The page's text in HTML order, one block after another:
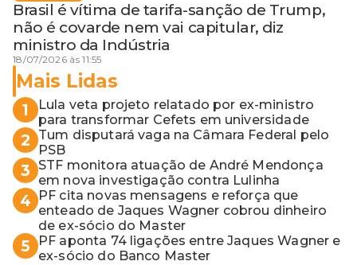
Brasil é vítima de tarifa-sanção de Trump,
não é covarde nem vai capitular, diz
ministro da Indústria
18/07/2026 às 11:55
Mais Lidas
1
Lula veta projeto relatado por ex-ministro
para transformar Cefets em universidade
2
Tum disputará vaga na Câmara Federal pelo
PSB
3
STF monitora atuação de André Mendonça
em nova investigação contra Lulinha
4
PF cita novas mensagens e reforça que
enteado de Jaques Wagner cobrou dinheiro
de ex-sócio do Master
5
PF aponta 74 ligações entre Jaques Wagner e
ex-sócio do Banco Master